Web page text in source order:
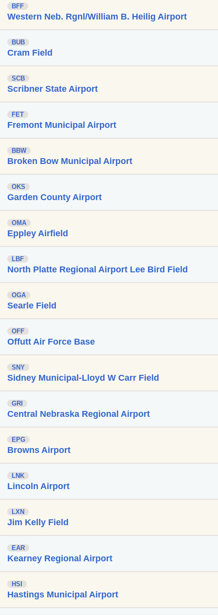
BFF
Western Neb. Rgnl/William B. Heilig Airport
BUB
Cram Field
SCB
Scribner State Airport
FET
Fremont Municipal Airport
BBW
Broken Bow Municipal Airport
OKS
Garden County Airport
OMA
Eppley Airfield
LBF
North Platte Regional Airport Lee Bird Field
OGA
Searle Field
OFF
Offutt Air Force Base
SNY
Sidney Municipal-Lloyd W Carr Field
GRI
Central Nebraska Regional Airport
EPG
Browns Airport
LNK
Lincoln Airport
LXN
Jim Kelly Field
EAR
Kearney Regional Airport
HSI
Hastings Municipal Airport